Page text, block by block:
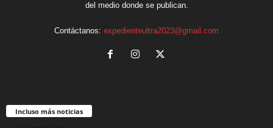
del medio donde se publican.
Contáctanos: expedienteultra2023@gmail.com
Incluso más noticias